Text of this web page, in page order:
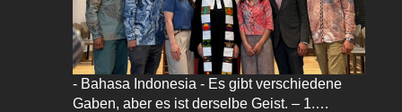
- Bahasa Indonesia - Es gibt verschiedene
Gaben, aber es ist derselbe Geist. – 1.…